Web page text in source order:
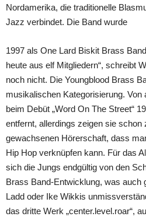
Nordamerika, die traditionelle
Jazz verbindet. Die Band wurde
1997 als One Lard Biskit Brass
heute aus elf Mitgliedern“, schreibt
noch nicht. Die Youngblood Brass
musikalischen Kategorisierung. Von
beim Debüt „Word On The Street“
entfernt, allerdings zeigen sie schon
gewachsenen Hörerschaft, dass
Hip Hop verknüpfen kann. Für das
sich die Jungs endgültig von den
Brass Band-Entwicklung, was auch
Ladd oder Ike Wikkis
das dritte Werk „center.level.roar“,